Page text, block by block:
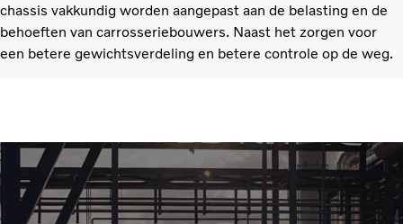
chassis vakkundig worden aangepast aan de belasting en de
behoeften van carrosseriebouwers. Naast het zorgen voor
een betere gewichtsverdeling en betere controle op de weg.